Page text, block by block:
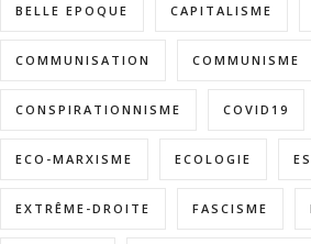
BELLE EPOQUE CAPITALISME
COMMUNISATION COMMUNISME
CONSPIRATIONNISME COVID19
ECO-MARXISME ECOLOGIE
EXTRÊME-DROITE FASCISME